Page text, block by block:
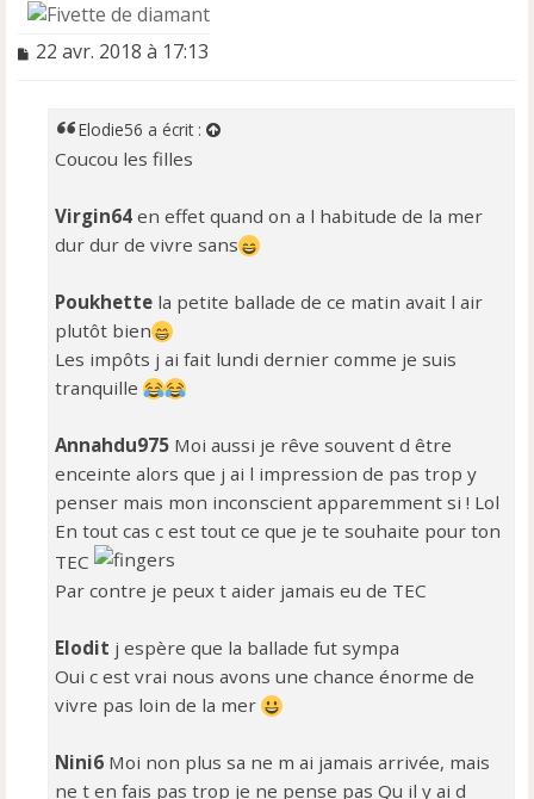
M
22 avr. 2018 à 17:13
Elodie56 a écrit :
Coucou les filles
Virgin64 en effet quand on a l habitude de la mer
dur dur de vivre sans
Poukhette la petite ballade de ce matin avait l air
plutôt bien
Les impôts j ai fait lundi dernier comme je suis
tranquille
Annahdu975 Moi aussi je rêve souvent d être
enceinte alors que j ai l impression de pas trop y
penser mais mon inconscient apparemment si ! Lol
En tout cas c est tout ce que je te souhaite pour ton
TEC
Par contre je peux t aider jamais eu de TEC
Elodit j espère que la ballade fut sympa
Oui c est vrai nous avons une chance énorme de
vivre pas loin de la mer
Nini6 Moi non plus sa ne m ai jamais arrivée, mais
ne t en fais pas trop je ne pense pas Qu il y ai d